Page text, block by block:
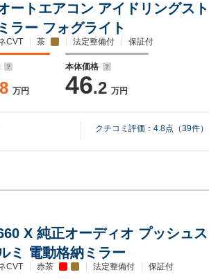
ートエアコン アイドリングスト
ラー フォグライト
CVT 茶 法定整備付 保証付
万円
本体価格
46.2 万円
クチコミ評価： 4.8点（39件）
X 純正オーディオ プッシュス
ミ 電動格納ミラー
CVT 赤茶 法定整備付 保証付